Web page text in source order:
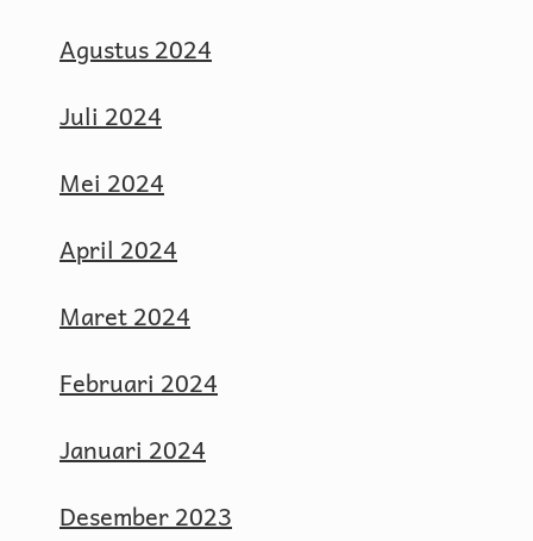
Agustus 2024
Juli 2024
Mei 2024
April 2024
Maret 2024
Februari 2024
Januari 2024
Desember 2023